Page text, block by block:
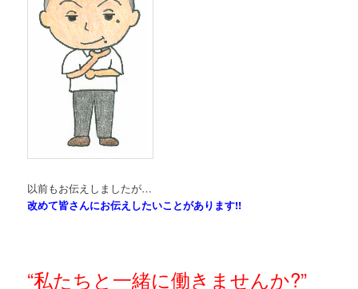
以前もお伝えしましたが…
改めて皆さんにお伝えしたいことがあります!!
“私たちと一緒に働きませんか?”